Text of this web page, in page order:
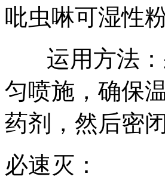
吡虫啉可湿性
运用方法
匀喷施，确保
药剂，然后密
必速灭：